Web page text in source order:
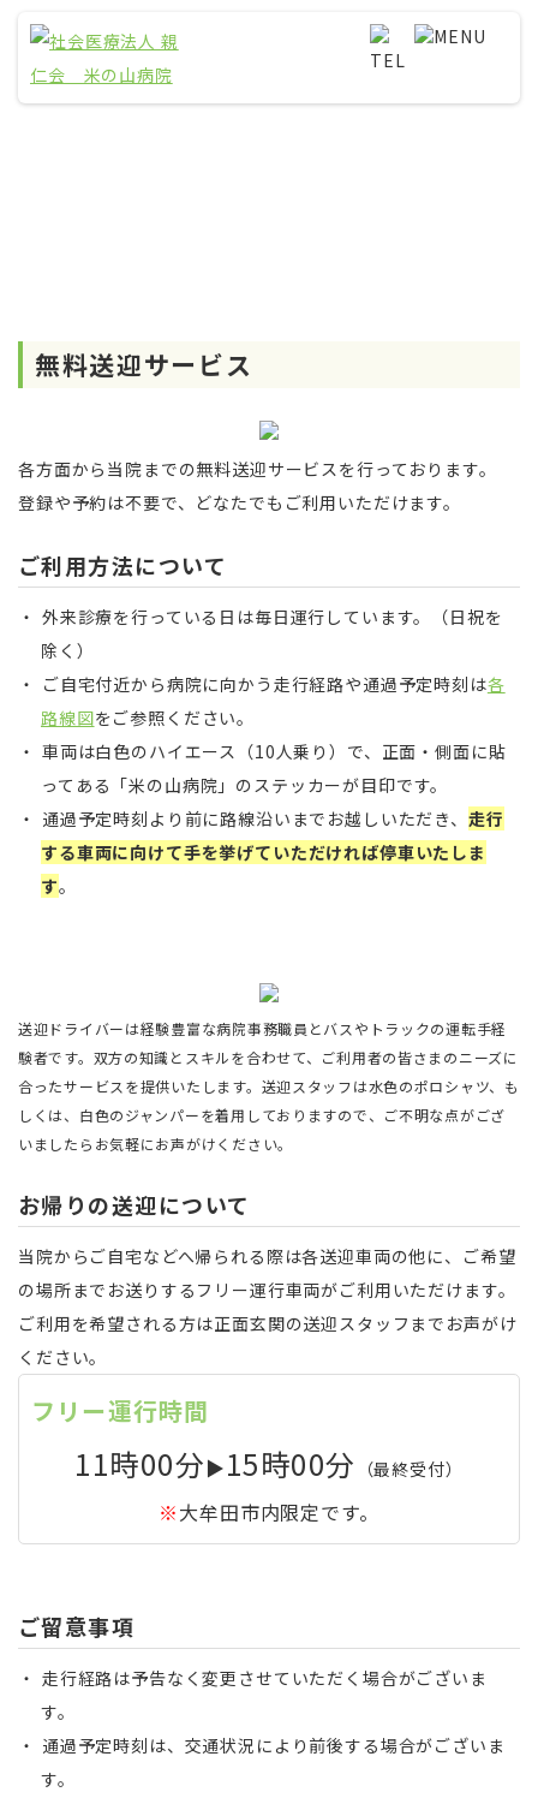
無料送迎サービス
各方面から当院までの無料送迎サービスを行っております。
登録や予約は不要で、どなたでもご利用いただけます。
ご利用方法について
外来診療を行っている日は毎日運行しています。（日祝を
除く）
ご自宅付近から病院に向かう走行経路や通過予定時刻は各
路線図をご参照ください。
車両は白色のハイエース（10人乗り）で、正面・側面に貼
ってある「米の山病院」のステッカーが目印です。
通過予定時刻より前に路線沿いまでお越しいただき、走行
する車両に向けて手を挙げていただければ停車いたしま
す。
送迎ドライバーは経験豊富な病院事務職員とバスやトラックの運転手経
験者です。双方の知識とスキルを合わせて、ご利用者の皆さまのニーズに
合ったサービスを提供いたします。送迎スタッフは水色のポロシャツ、も
しくは、白色のジャンパーを着用しておりますので、ご不明な点がござ
いましたらお気軽にお声がけください。
お帰りの送迎について
当院からご自宅などへ帰られる際は各送迎車両の他に、ご希望
の場所までお送りするフリー運行車両がご利用いただけます。
ご利用を希望される方は正面玄関の送迎スタッフまでお声がけ
ください。
フリー運行時間
11時00分▶15時00分 （最終受付）
※大牟田市内限定です。
ご留意事項
走行経路は予告なく変更させていただく場合がございま
す。
通過予定時刻は、交通状況により前後する場合がございま
す。